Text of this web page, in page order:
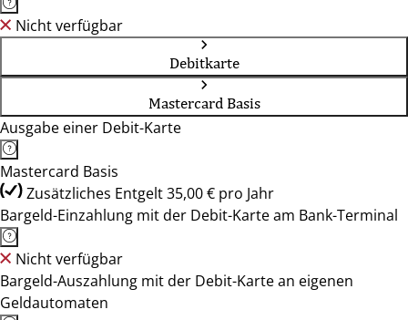
Nicht verfügbar
Debitkarte
Mastercard Basis
Ausgabe einer Debit-Karte
Mastercard Basis
Zusätzliches Entgelt 35,00 € pro Jahr
Bargeld-Einzahlung mit der Debit-Karte am Bank-Terminal
Nicht verfügbar
Bargeld-Auszahlung mit der Debit-Karte an eigenen
Geldautomaten